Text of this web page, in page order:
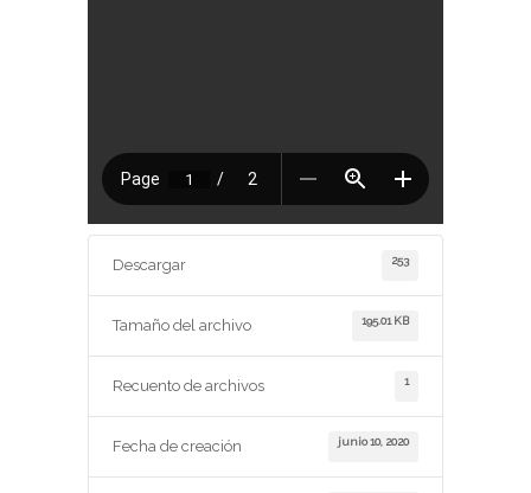
Descargar 253
Tamaño del archivo 195.01 KB
Recuento de archivos 1
Fecha de creación junio 10, 2020